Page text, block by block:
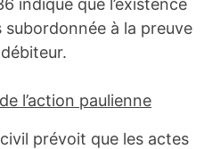
indique que l’existence
subordonnée à la preuve
l’action paulienne
prévoit que les actes